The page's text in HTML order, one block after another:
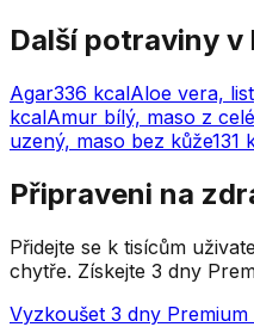
Další potraviny v
Agar336 kcalAloe vera,
kcalAmur bílý, maso z
uzený, maso bez kůže131
Připraveni na
Přidejte se k tisícům
chytře. Získejte 3 dny
Vyzkoušet 3 dny